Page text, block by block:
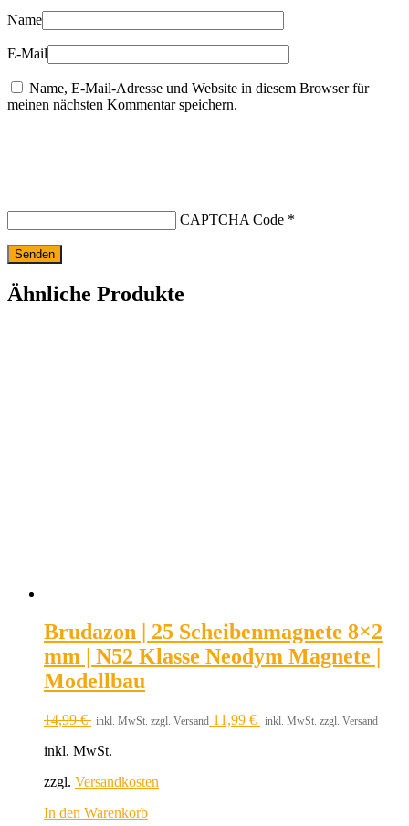
Name
E-Mail
Name, E-Mail-Adresse und Website in diesem Browser für
meinen nächsten Kommentar speichern.
CAPTCHA Code *
Ähnliche Produkte
Brudazon | 25 Scheibenmagnete 8×2
mm | N52 Klasse Neodym Magnete |
Modellbau
14,99€ inkl. MwSt. zzgl. Versand 11,99 € inkl. MwSt. zzgl. Versand
inkl. MwSt.
zzgl. Versandkosten
In den Warenkorb